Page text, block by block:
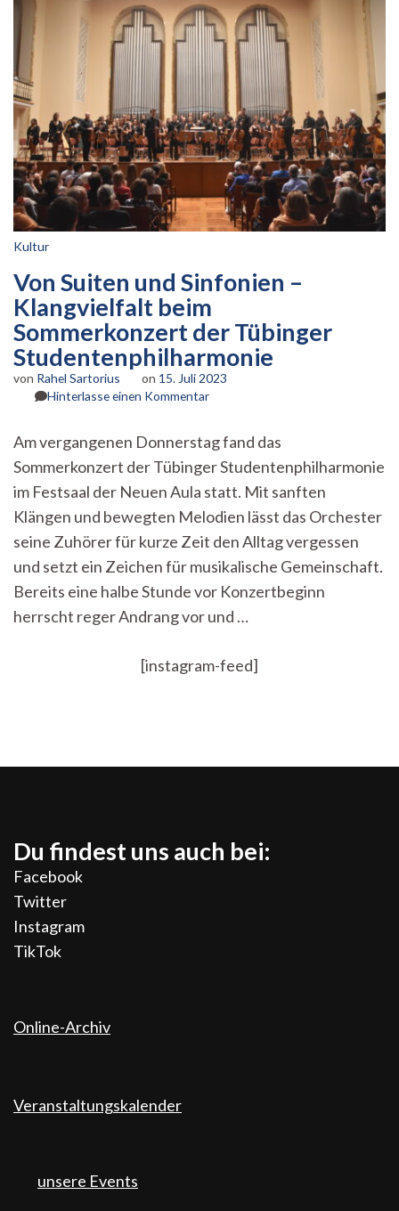
Kultur
Von Suiten und Sinfonien –
Klangvielfalt beim
Sommerkonzert der Tübinger
Studentenphilharmonie
von Rahel Sartorius on 15. Juli 2023
Hinterlasse einen Kommentarzu
und
Sinfonien
–
Klangvielfalt
beim
Sommerkonzert
Tübinger
Studentenphilharmonie
Am vergangenen Donnerstag fand das
Sommerkonzert der Tübinger Studentenphilharmonie
im Festsaal der Neuen Aula statt. Mit sanften
Klängen und bewegten Melodien lässt das Orchester
seine Zuhörer für kurze Zeit den Alltag vergessen
und setzt ein Zeichen für musikalische Gemeinschaft.
Bereits eine halbe Stunde vor Konzertbeginn
herrscht reger Andrang vor und …
[instagram-feed]
Du findest uns auch bei:
Facebook
Twitter
Instagram
TikTok
Online-Archiv
Veranstaltungskalender
unsere Events